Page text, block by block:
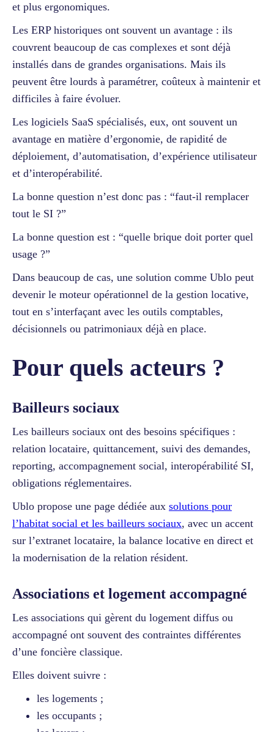
et plus ergonomiques.
Les ERP historiques ont souvent un avantage : ils
couvrent beaucoup de cas complexes et sont déjà
installés dans de grandes organisations. Mais ils
peuvent être lourds à paramétrer, coûteux à maintenir et
difficiles à faire évoluer.
Les logiciels SaaS spécialisés, eux, ont souvent un
avantage en matière d’ergonomie, de rapidité de
déploiement, d’automatisation, d’expérience utilisateur
et d’interopérabilité.
La bonne question n’est donc pas : “faut-il remplacer
tout le SI ?”
La bonne question est : “quelle brique doit porter quel
usage ?”
Dans beaucoup de cas, une solution comme Ublo peut
devenir le moteur opérationnel de la gestion locative,
tout en s’interfaçant avec les outils comptables,
décisionnels ou patrimoniaux déjà en place.
Pour quels acteurs ?
Bailleurs sociaux
Les bailleurs sociaux ont des besoins spécifiques :
relation locataire, quittancement, suivi des demandes,
reporting, accompagnement social, interopérabilité SI,
obligations réglementaires.
Ublo propose une page dédiée aux solutions pour
l’habitat social et les bailleurs sociaux, avec un accent
sur l’extranet locataire, la balance locative en direct et
la modernisation de la relation résident.
Associations et logement accompagné
Les associations qui gèrent du logement diffus ou
accompagné ont souvent des contraintes différentes
d’une foncière classique.
Elles doivent suivre :
les logements ;
les occupants ;